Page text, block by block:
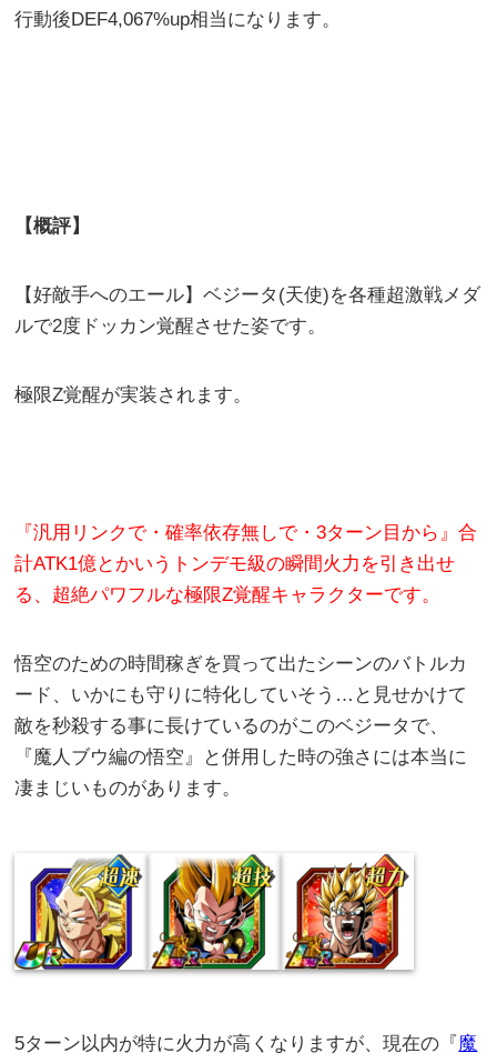
行動後DEF4,067%up相当になります。
【概評】
【好敵手へのエール】ベジータ(天使)を各種超激戦メダ
ルで2度ドッカン覚醒させた姿です。
極限Z覚醒が実装されます。
『汎用リンクで・確率依存無しで・3ターン目から』合
計ATK1億とかいうトンデモ級の瞬間火力を引き出せ
る、超絶パワフルな極限Z覚醒キャラクターです。
悟空のための時間稼ぎを買って出たシーンのバトルカ
ード、いかにも守りに特化していそう…と見せかけて
敵を秒殺する事に長けているのがこのベジータで、
『魔人ブウ編の悟空』と併用した時の強さには本当に
凄まじいものがあります。
5ターン以内が特に火力が高くなりますが、現在の『魔